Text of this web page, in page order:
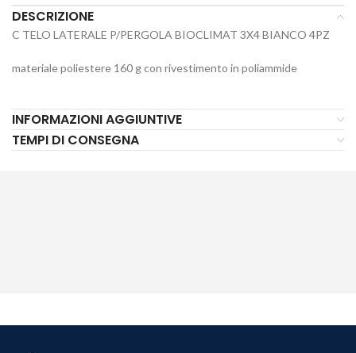
DESCRIZIONE
C TELO LATERALE P/PERGOLA BIOCLIMAT 3X4 BIANCO 4PZ
materiale poliestere 160 g con rivestimento in poliammide
INFORMAZIONI AGGIUNTIVE
TEMPI DI CONSEGNA